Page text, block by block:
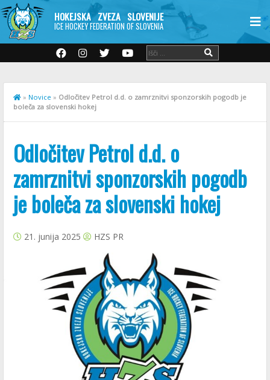
HOKEJSKA ZVEZA SLOVENIJE
ICE HOCKEY FEDERATION OF SLOVENIA
» Novice » Odločitev Petrol d.d. o zamrznitvi sponzorskih pogodb je
boleča za slovenski hokej
Odločitev Petrol d.d. o
zamrznitvi sponzorskih pogodb
je boleča za slovenski hokej
21. junija 2025 HZS PR